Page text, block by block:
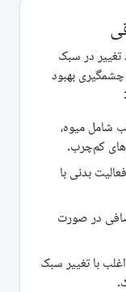
در سبک
بهبود
شامل میوه،
کم‌چرب.
۱۵۰ دقیقه فعالیت بدنی با
در صورت
با تغییر سبک